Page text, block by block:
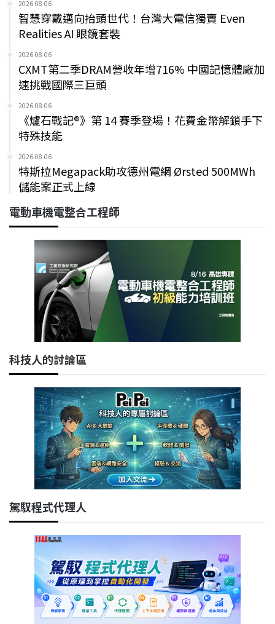
2026-08-06
智慧穿戴邁向抬頭世代！台灣大電信獨賣 Even
Realities AI 眼鏡套裝
2026-08-06
CXMT第二季DRAM營收年增716% 中國記憶體廠加
速挑戰國際三巨頭
2026-08-06
《爐石戰記®》第 14 賽季登場！花費金幣解鎖手下
特殊技能
2026-08-06
特斯拉Megapack助攻德州電網 Ørsted 500MWh
儲能案正式上線
電動車機電整合工程師
科技人的討論區
駕馭程式代理人